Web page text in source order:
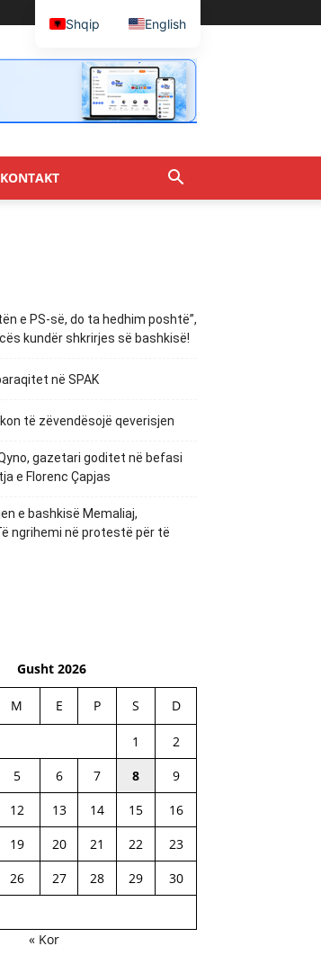
KONTAKT
e PS-së, do ta hedhim poshtë”,
kundër shkrirjes së bashkisë!
në SPAK
të zëvendësojë qeverisjen
gazetari goditet në befasi
e Florenc Çapjas
e bashkisë Memaliaj,
ngrihemi në protestë për të
Gusht 2026
M E P S D
1
2
5 6 7 8
9
12 13 14 15
16
19 20 21 22
23
26 27 28 29
30
« Kor
Shqip English